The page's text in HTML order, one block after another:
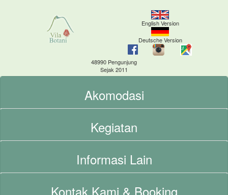
English Version
Deutsche Version
48990 Pengunjung
Sejak 2011
Akomodasi
Kegiatan
Informasi Lain
Kontak Kami & Booking